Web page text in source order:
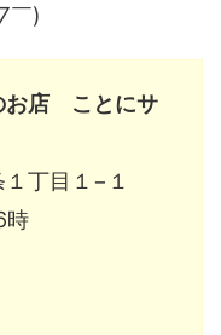
￣)
お店 ことにサ
丁目１−１
時